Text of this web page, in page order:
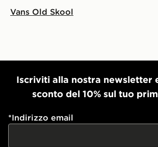
Vans Old Skool
Iscriviti alla nostra newsletter
sconto del 10% sul tuo
*Indirizzo email